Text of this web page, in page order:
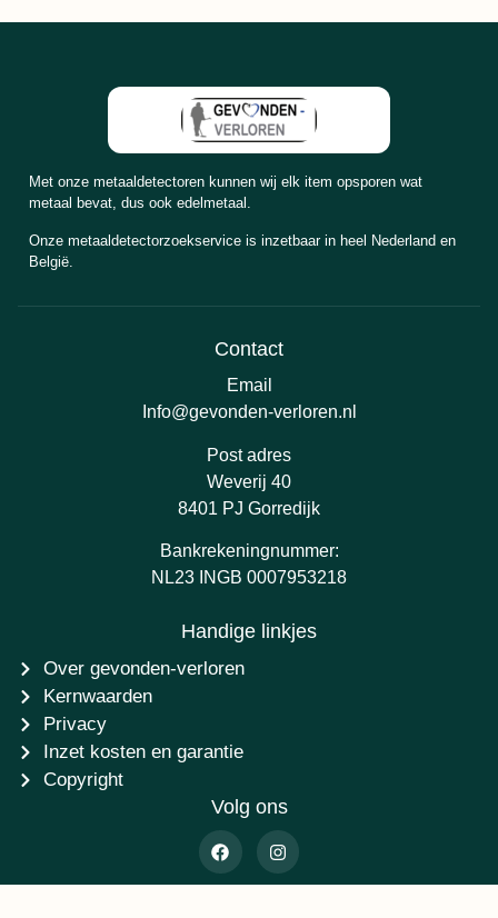
Met onze metaaldetectoren kunnen wij elk item opsporen wat
metaal bevat, dus ook edelmetaal.
Onze metaaldetectorzoekservice is inzetbaar in heel Nederland en
België.
Contact
Email
Info@gevonden-verloren.nl
Post adres
Weverij 40
8401 PJ Gorredijk
Bankrekeningnummer:
NL23 INGB 0007953218
Handige linkjes
Over gevonden-verloren
Kernwaarden
Privacy
Inzet kosten en garantie
Copyright
Volg ons